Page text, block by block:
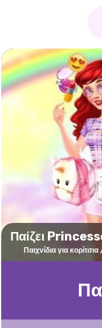
Παίζει
Παιχνίδια για κορίτσια